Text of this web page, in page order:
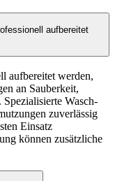
aufbereitet
aufbereitet werden,
an Sauberkeit,
Wasch-
zuverlässig
Einsatz
können zusätzliche